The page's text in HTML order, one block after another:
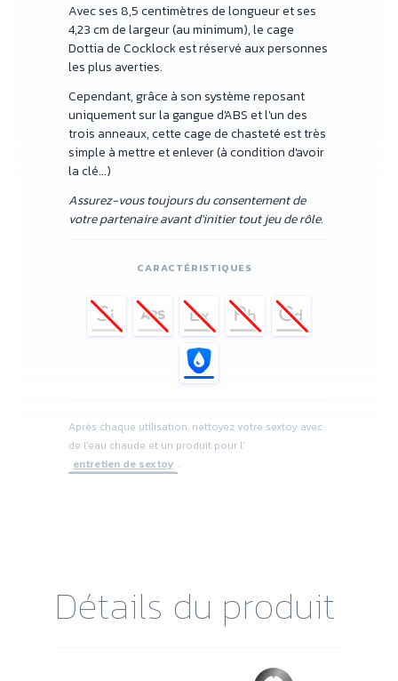
Avec ses 8,5 centimètres de longueur et ses
4,23 cm de largeur (au minimum), le cage
Dottia de Cocklock est réservé aux personnes
les plus averties.
Cependant, grâce à son système reposant
uniquement sur la gangue d'ABS et l'un des
trois anneaux, cette cage de chasteté est très
simple à mettre et enlever (à condition d'avoir
la clé...)
Assurez-vous toujours du consentement de
votre partenaire avant d'initier tout jeu de rôle.
CARACTÉRISTIQUES
Après chaque utilisation, nettoyez votre sextoy avec
de l'eau chaude et un produit pour l'
entretien de sextoy .
Détails du produit